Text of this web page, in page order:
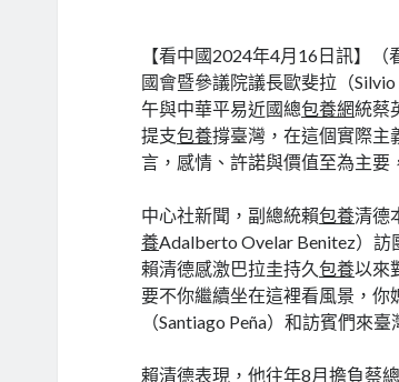
【看中國2024年4月16日訊】（
國會暨參議院議長歐斐拉（
午與中華平易近國總包養網統蔡
提支包養撐臺灣，在這個實際主
言，感情、許諾與價值至為主要
中心社新聞，副總統賴包養清德
養Adalberto Ovelar Benitez）訪
賴清德感激巴拉圭持久包養以來
要不你繼續坐在這裡看風景，你
（Santiago Peña）和訪賓們來臺
賴清德表現，他往年8月擔負蔡